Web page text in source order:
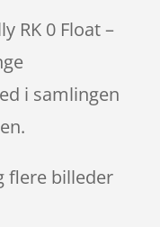
RK 0 Float –
i samlingen
flere billeder